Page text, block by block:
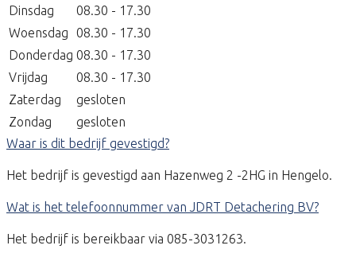
Dinsdag
08.30 - 17.30
Woensdag
08.30 - 17.30
Donderdag 08.30 - 17.30
Vrijdag
08.30 - 17.30
Zaterdag
gesloten
Zondag
gesloten
Waar is dit bedrijf gevestigd?
Het bedrijf is gevestigd aan Hazenweg 2 -2HG in Hengelo.
Wat is het telefoonnummer van JDRT Detachering BV?
Het bedrijf is bereikbaar via 085-3031263.